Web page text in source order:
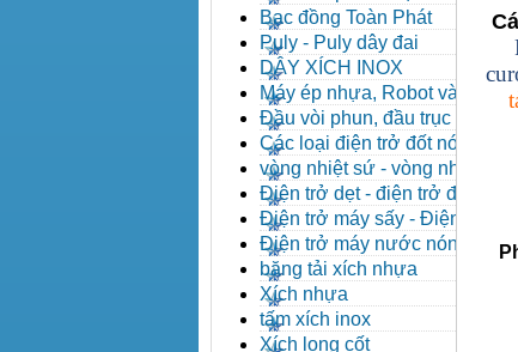
Bạc đồng Toàn Phát
Puly - Puly dây đai
DÂY XÍCH INOX
Máy ép nhựa, Robot và các
thiết bị máy phụ trợ
Đầu vòi phun, đầu trục vít,
kẹp khuôn, cảm biến
Các loại điện trở đốt nóng
vòng nhiệt sứ - vòng nhiệt
inox
Điện trở dẹt - điện trở đúc
nhôm, Halogen
Điện trở máy sấy - Điện trở
que - Điện trở U
Điện trở máy nước nóng -
Máy dầu nóng
băng tải xích nhựa
Xích nhựa
tấm xích inox
Xích long cốt